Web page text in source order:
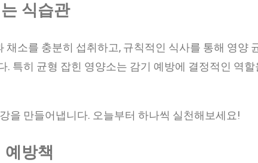
식습관
채소를 충분히 섭취하고, 규칙적인 식사를 통해 영양
. 특히 균형 잡힌 영양소는 감기 예방에 결정적인 역할
을 만들어냅니다. 오늘부터 하나씩 실천해보세요!
예방책